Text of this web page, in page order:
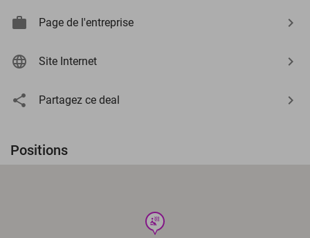
Page de l'entreprise
Site Internet
Partagez ce deal
Positions
wellness